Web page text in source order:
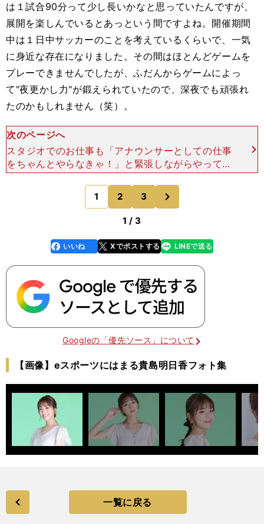
は１試合90分って少し長いかなと思っていたんですが、
展開を楽しんでいるとあっという間ですよね。開催期間
中は１日中サッカーのことを考えているくらいで、一気
に身近な存在になりました。その間はほとんどゲームを
プレーできませんでしたが、ふだんからゲームによっ
て"夜更かし力"が鍛えられていたので、深夜でも頑張れ
たのかもしれません（笑）。
次のページへ
スタジオでのお仕事も「アナウンサーとしての仕事
をちゃんとやらなきゃ！」と緊張しながらやってい
ましたが、日本代表の試合ではスタジオで全員が一
体となって応援している雰囲気があって楽しかった
です。現地の映像
1 2 3
のページへ
1 / 3
faceboo
k
いいね Xでポストする
line LINEで送る
Googleの「優先ソース」について
【画像】eスポーツにはまる貴島明日香フォト集
一覧に戻る